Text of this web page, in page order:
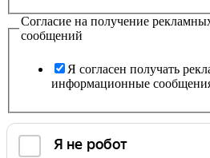
Согласие на получение
сообщений
Я согласен получать
информационные